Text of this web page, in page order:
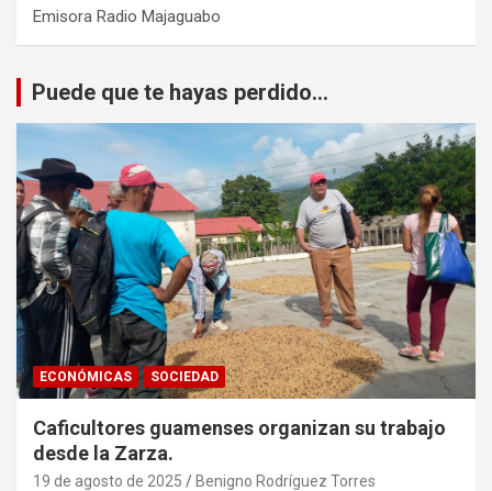
Emisora Radio Majaguabo
Puede que te hayas perdido...
ECONÓMICAS SOCIEDAD
Caficultores guamenses organizan su trabajo
desde la Zarza.
19 de agosto de 2025 Benigno Rodríguez Torres